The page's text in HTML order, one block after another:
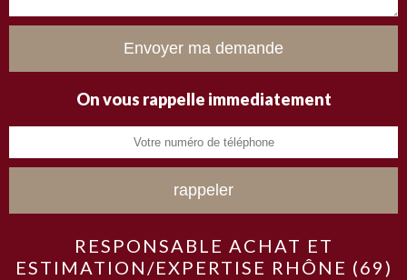
On vous rappelle immediatement
RESPONSABLE ACHAT ET
ESTIMATION/EXPERTISE RHÔNE (69)